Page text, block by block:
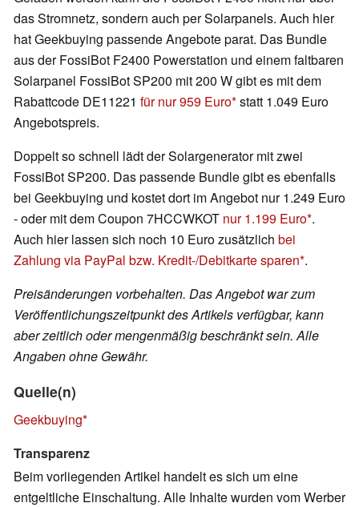
das Stromnetz, sondern auch per Solarpanels. Auch hier
hat Geekbuying passende Angebote parat. Das Bundle
aus der FossiBot F2400 Powerstation und einem faltbaren
Solarpanel FossiBot SP200 mit 200 W gibt es mit dem
Rabattcode DE11221 für nur 959 Euro statt 1.049 Euro
Angebotspreis.
Doppelt so schnell lädt der Solargenerator mit zwei
FossiBot SP200. Das passende Bundle gibt es ebenfalls
bei Geekbuying und kostet dort im Angebot nur 1.249 Euro
- oder mit dem Coupon 7HCCWKOT nur 1.199 Euro .
Auch hier lassen sich noch 10 Euro zusätzlich bei
Zahlung via PayPal bzw. Kredit-/Debitkarte sparen .
Preisänderungen vorbehalten. Das Angebot war zum
Veröffentlichungszeitpunkt des Artikels verfügbar, kann
aber zeitlich oder mengenmäßig beschränkt sein. Alle
Angaben ohne Gewähr.
Quelle(n)
Geekbuying
Transparenz
Beim vorliegenden Artikel handelt es sich um eine
entgeltliche Einschaltung. Alle Inhalte wurden vom Werber